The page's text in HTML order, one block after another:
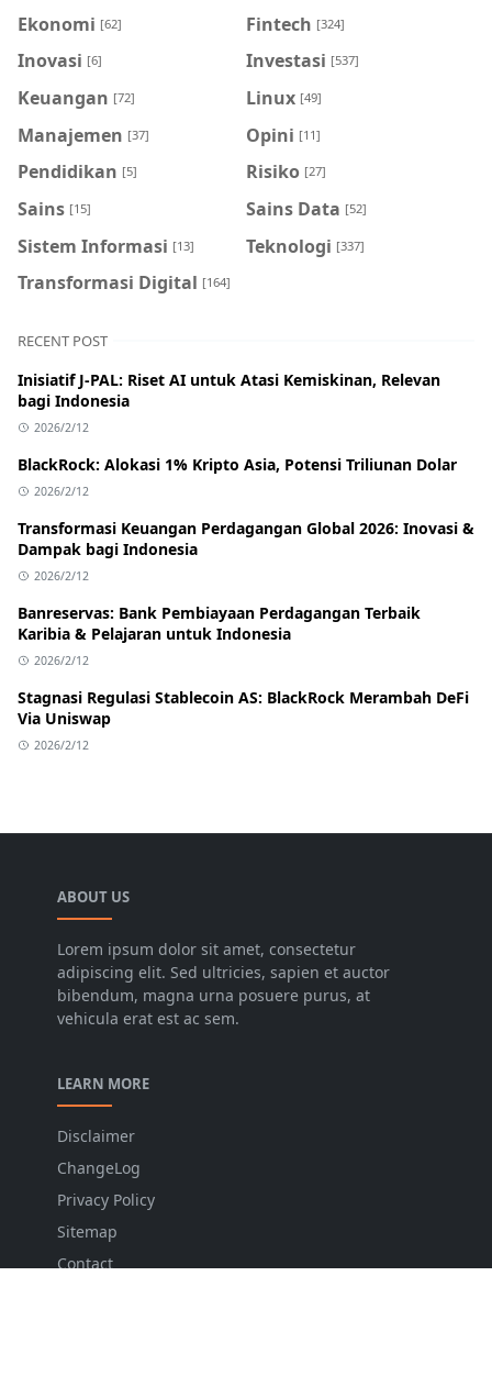
Ekonomi [62] Fintech [324]
Inovasi [6] Investasi [537]
Keuangan [72] Linux [49]
Manajemen [37] Opini [11]
Pendidikan [5] Risiko [27]
Sains [15] Sains Data [52]
Sistem Informasi [13] Teknologi [337]
Transformasi Digital [164]
RECENT POST
Inisiatif J-PAL: Riset AI untuk Atasi Kemiskinan, Relevan
bagi Indonesia
2026/2/12
BlackRock: Alokasi 1% Kripto Asia, Potensi Triliunan Dolar
2026/2/12
Transformasi Keuangan Perdagangan Global 2026: Inovasi &
Dampak bagi Indonesia
2026/2/12
Banreservas: Bank Pembiayaan Perdagangan Terbaik
Karibia & Pelajaran untuk Indonesia
2026/2/12
Stagnasi Regulasi Stablecoin AS: BlackRock Merambah DeFi
Via Uniswap
2026/2/12
ABOUT US
Lorem ipsum dolor sit amet, consectetur
adipiscing elit. Sed ultricies, sapien et auctor
bibendum, magna urna posuere purus, at
vehicula erat est ac sem.
LEARN MORE
Disclaimer
ChangeLog
Privacy Policy
Sitemap
Contact